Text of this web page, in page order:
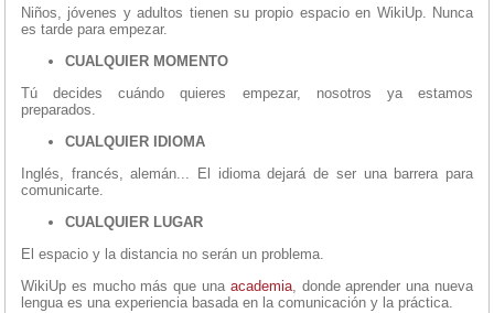
Niños, jóvenes y adultos tienen su propio espacio en WikiUp. Nunca
es tarde para empezar.
CUALQUIER MOMENTO
Tú decides cuándo quieres empezar, nosotros ya estamos
preparados.
CUALQUIER IDIOMA
Inglés, francés, alemán... El idioma dejará de ser una barrera para
comunicarte.
CUALQUIER LUGAR
El espacio y la distancia no serán un problema.
WikiUp es mucho más que una academia, donde aprender una nueva
lengua es una experiencia basada en la comunicación y la práctica.